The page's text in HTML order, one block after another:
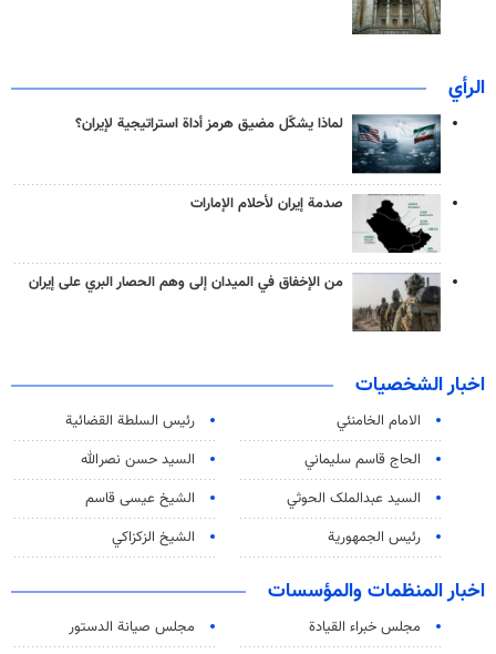
الرأي
لماذا يشكّل مضيق هرمز أداة استراتيجية لإيران؟
صدمة إيران لأحلام الإمارات
من الإخفاق في الميدان إلى وهم الحصار البري على إيران
اخبار الشخصيات
الامام الخامنئي
رئیس السلطة القضائیة
الحاج قاسم سليماني
السيد حسن نصرالله
السید عبدالملک الحوثي
الشيخ عيسى قاسم
رئيس الجمهورية
الشيخ الزكزاكي
اخبار المنظمات والمؤسسات
مجلس خبراء القيادة
مجلس صيانة الدستور